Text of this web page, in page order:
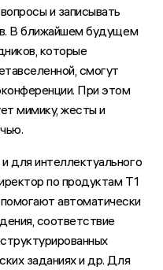
и записывать
В ближайшем будущем
которые
смогут
При этом
мимику, жесты и
для интеллектуального
по продуктам Т1
автоматически
соответствие
заданиях и др. Для